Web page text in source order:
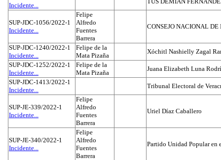
Incidente...
SUP-JDC-1056/2022-1
Incidente...
Felipe
Alfredo
Fuentes
Barrera
CONSEJO NACIONAL
SUP-JDC-1240/2022-1
Incidente...
Felipe de la
Mata Pizaña
Xóchitl Nashielly Zagal
SUP-JDC-1252/2022-1
Incidente...
Felipe de la
Mata Pizaña
Juana Elizabeth Luna
SUP-JDC-1413/2022-1
Incidente...
Tribunal Electoral de
SUP-JE-339/2022-1
Incidente...
Felipe
Alfredo
Fuentes
Barrera
Uriel Díaz Caballero
SUP-JE-340/2022-1
Incidente...
Felipe
Alfredo
Fuentes
Barrera
Partido Unidad Popular en